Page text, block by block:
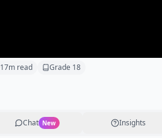
17m read Grade 18
Chat New Insights